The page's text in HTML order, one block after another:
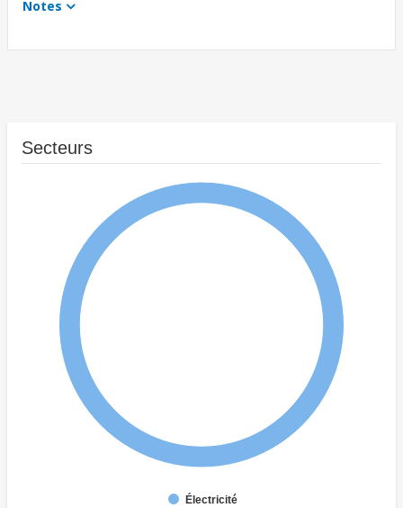
Notes
Secteurs
Électricité